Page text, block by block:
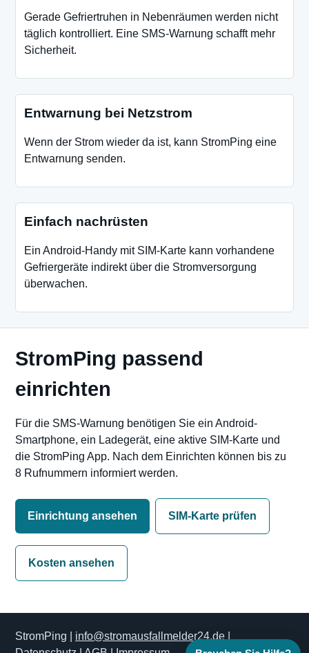
Gerade Gefriertruhen in Nebenräumen werden nicht
täglich kontrolliert. Eine SMS-Warnung schafft mehr
Sicherheit.
Entwarnung bei Netzstrom
Wenn der Strom wieder da ist, kann StromPing eine
Entwarnung senden.
Einfach nachrüsten
Ein Android-Handy mit SIM-Karte kann vorhandene
Gefriergeräte indirekt über die Stromversorgung
überwachen.
StromPing passend
einrichten
Für die SMS-Warnung benötigen Sie ein Android-
Smartphone, ein Ladegerät, eine aktive SIM-Karte und
die StromPing App. Nach dem Einrichten können bis zu
8 Rufnummern informiert werden.
Einrichtung ansehen SIM-Karte prüfen
Kosten ansehen
StromPing | info@stromausfallmelder24.de